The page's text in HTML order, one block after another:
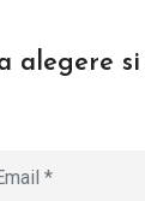
si